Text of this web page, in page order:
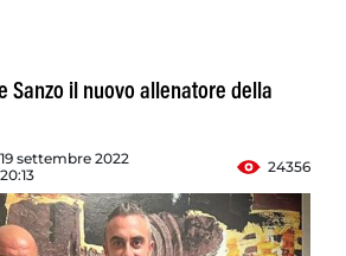
Sanzo il nuovo allenatore della
19 settembre 2022
20:13
24356